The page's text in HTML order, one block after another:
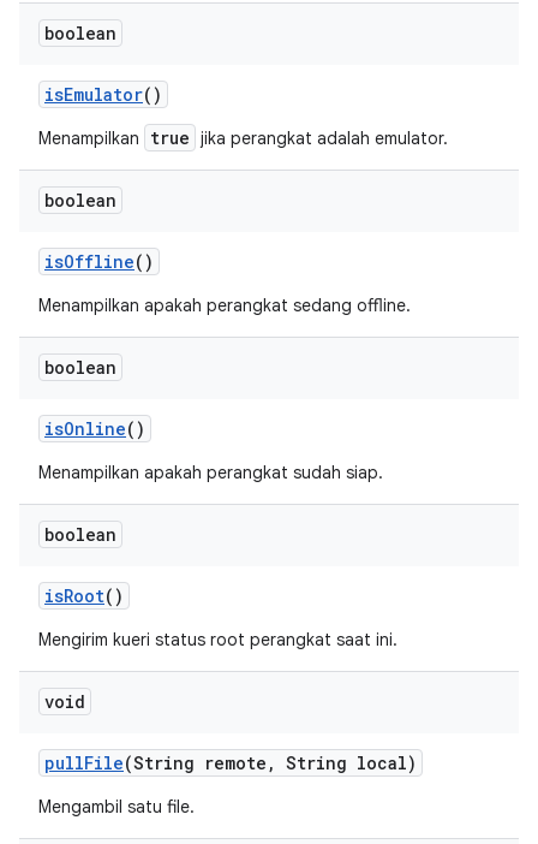
boolean
isEmulator()
Menampilkan true jika perangkat adalah emulator.
boolean
isOffline()
Menampilkan apakah perangkat sedang offline.
boolean
isOnline()
Menampilkan apakah perangkat sudah siap.
boolean
isRoot()
Mengirim kueri status root perangkat saat ini.
void
pullFile(String remote , String local)
Mengambil satu file.